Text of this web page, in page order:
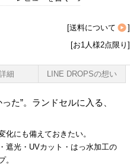
[送料について
]
[お1人様2点限り]
細 LINE DROPSの想い
た”。ランドセルに入る、
にも備えておきたい。
遮光・UVカット・はっ水加工の
。